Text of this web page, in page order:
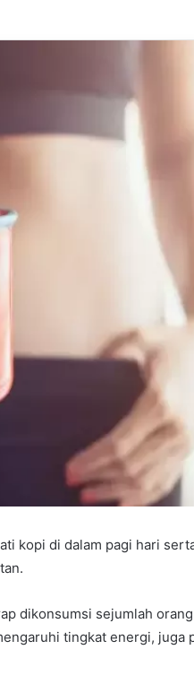
kopi di dalam pagi hari
dikonsumsi sejumlah
tingkat energi, juga